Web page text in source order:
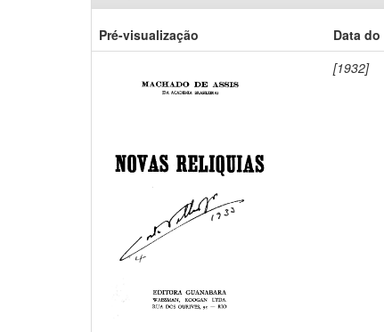
Pré-visualização Data
[1932]